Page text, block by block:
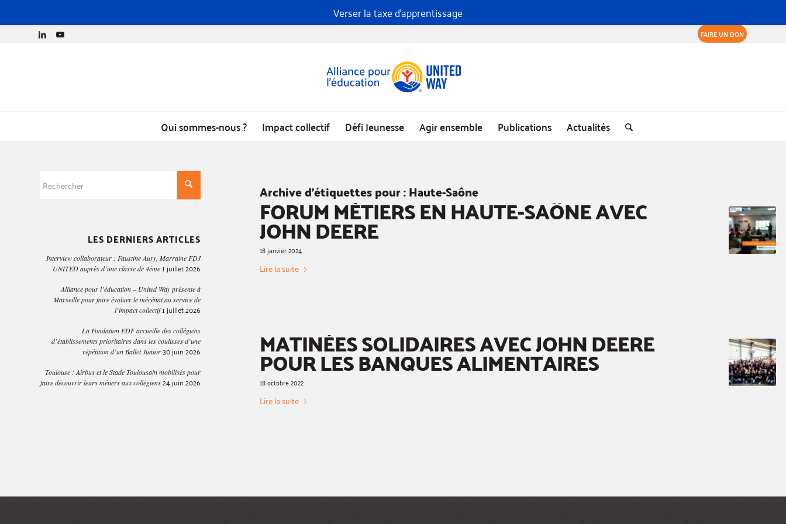
FAIRE UN DON
Qui sommes-nous ? Impact collectif Défi Jeunesse Agir ensemble Publications Actualités
Archive d’étiquettes pour :Haute-Saône
FORUM MÉTIERS EN HAUTE-SAÔNE AVEC
JOHN DEERE
18 janvier 2024
Lire la suite
MATINÉES SOLIDAIRES AVEC JOHN DEERE
POUR LES BANQUES ALIMENTAIRES
18 octobre 2022
Lire la suite
LES DERNIERS ARTICLES
Interview collaborateur : Faustine Aury, Marraine FDJ
UNITED auprès d’une classe de 4ème 1 juillet 2026
Alliance pour l’éducation – United Way présente à
Marseille pour faire évoluer le mécénat au service de
l’impact collectif 1 juillet 2026
La Fondation EDF accueille des collégiens
d’établissements prioritaires dans les coulisses d’une
répétition d’un Ballet Junior 30 juin 2026
Toulouse : Airbus et le Stade Toulousain mobilisés pour
faire découvrir leurs métiers aux collégiens 24 juin 2026
Verser la taxe d'apprentissage